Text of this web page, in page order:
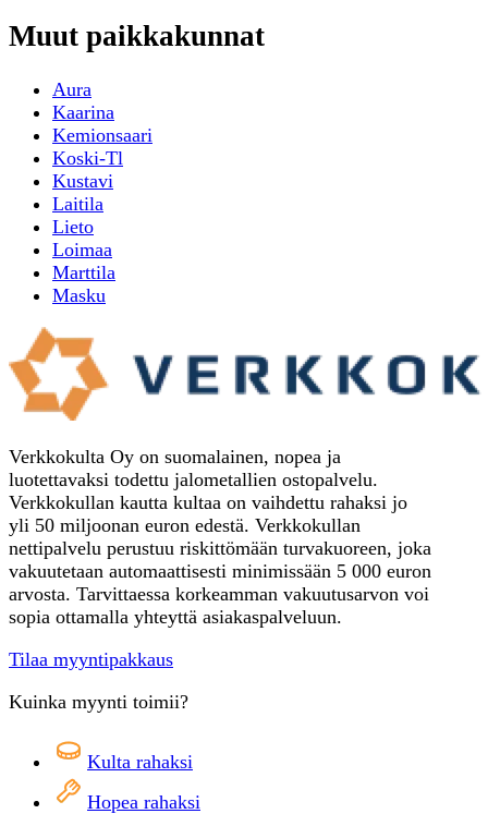
Muut paikkakunnat
Aura
Kaarina
Kemionsaari
Koski-Tl
Kustavi
Laitila
Lieto
Loimaa
Marttila
Masku
Verkkokulta Oy on suomalainen, nopea ja
luotettavaksi todettu jalometallien ostopalvelu.
Verkkokullan kautta kultaa on vaihdettu rahaksi jo
yli 50 miljoonan euron edestä. Verkkokullan
nettipalvelu perustuu riskittömään turvakuoreen, joka
vakuutetaan automaattisesti minimissään 5 000 euron
arvosta. Tarvittaessa korkeamman vakuutusarvon voi
sopia ottamalla yhteyttä asiakaspalveluun.
Tilaa myyntipakkaus
Kuinka myynti toimii?
Kulta rahaksi
Hopea rahaksi